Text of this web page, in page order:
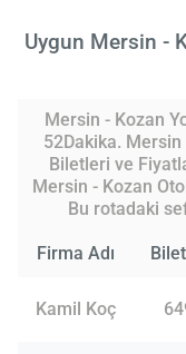
Uygun Mersin -
Mersin - Kozan
52Dakika. Mersin
Biletleri ve
Mersin - Kozan
Bu rotadaki
Firma Adı
Kamil Koç